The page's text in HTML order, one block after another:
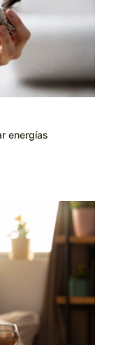
energías